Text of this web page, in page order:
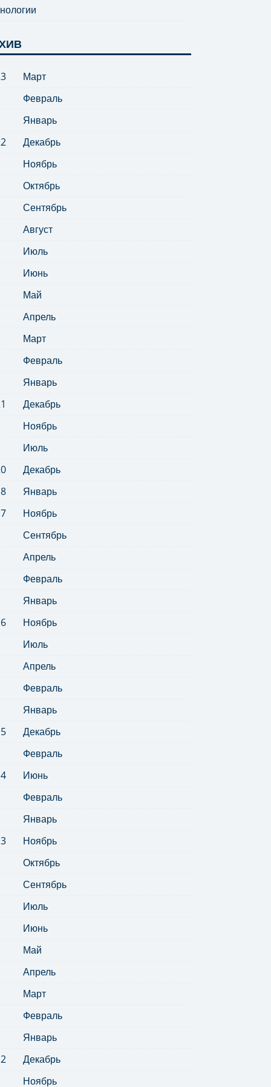
Март
Февраль
Январь
Декабрь
Ноябрь
Октябрь
Сентябрь
Август
Июль
Июнь
Май
Апрель
Март
Февраль
Январь
Декабрь
Ноябрь
Июль
Декабрь
Январь
Ноябрь
Сентябрь
Апрель
Февраль
Январь
Ноябрь
Июль
Апрель
Февраль
Январь
Декабрь
Февраль
Июнь
Февраль
Январь
Ноябрь
Октябрь
Сентябрь
Июль
Июнь
Май
Апрель
Март
Февраль
Январь
Декабрь
Ноябрь